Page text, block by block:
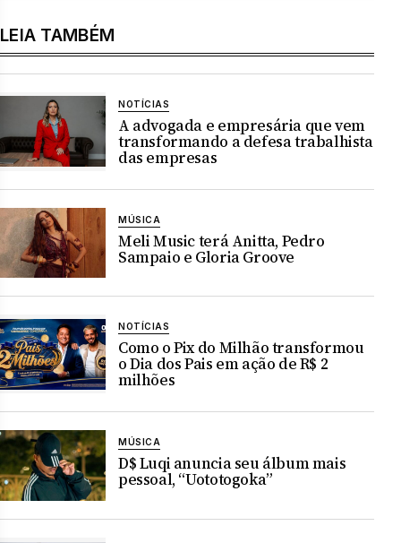
LEIA TAMBÉM
NOTÍCIAS
A advogada e empresária que vem
transformando a defesa trabalhista
das empresas
MÚSICA
Meli Music terá Anitta, Pedro
Sampaio e Gloria Groove
NOTÍCIAS
Como o Pix do Milhão transformou
o Dia dos Pais em ação de R$ 2
milhões
MÚSICA
D$ Luqi anuncia seu álbum mais
pessoal, “Uototogoka”